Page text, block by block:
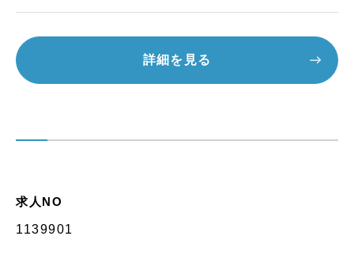
詳細を見る
求人NO
1139901